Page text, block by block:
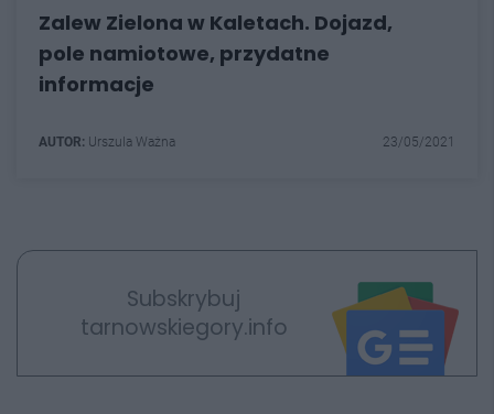
Zalew Zielona w Kaletach. Dojazd,
pole namiotowe, przydatne
informacje
AUTOR: Urszula Ważna 23/05/2021
Subskrybuj
tarnowskiegory.info